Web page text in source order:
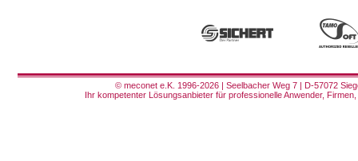
© meconet e.K. 1996-2026 | Seelbacher Weg 7 | D-57072
Ihr kompetenter Lösungsanbieter für professionelle Anwender,